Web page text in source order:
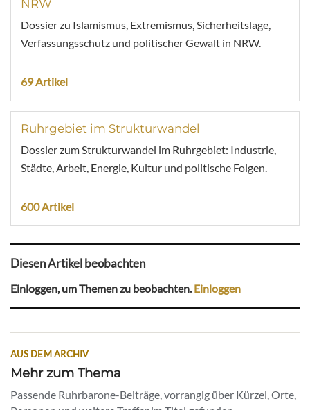
NRW
Dossier zu Islamismus, Extremismus, Sicherheitslage,
Verfassungsschutz und politischer Gewalt in NRW.
69 Artikel
Ruhrgebiet im Strukturwandel
Dossier zum Strukturwandel im Ruhrgebiet: Industrie,
Städte, Arbeit, Energie, Kultur und politische Folgen.
600 Artikel
Diesen Artikel beobachten
Einloggen, um Themen zu beobachten. Einloggen
AUS DEM ARCHIV
Mehr zum Thema
Passende Ruhrbarone-Beiträge, vorrangig über Kürzel, Orte,